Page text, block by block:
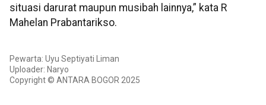
situasi darurat maupun musibah lainnya,” kata R
Mahelan Prabantarikso.
Pewarta: Uyu Septiyati Liman
Uploader: Naryo
Copyright © ANTARA BOGOR 2025